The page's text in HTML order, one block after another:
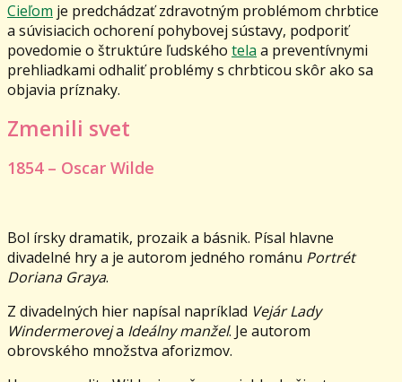
Cieľom je predchádzať zdravotným problémom chrbtice
a súvisiacich ochorení pohybovej sústavy, podporiť
povedomie o štruktúre ľudského tela a preventívnymi
prehliadkami odhaliť problémy s chrbticou skôr ako sa
objavia príznaky.
Zmenili svet
1854 – Oscar Wilde
Bol írsky dramatik, prozaik a básnik. Písal hlavne
divadelné hry a je autorom jedného románu Portrét
Doriana Graya.
Z divadelných hier napísal napríklad Vejár Lady
Windermeroveja Ideálny manžel. Je autorom
obrovského množstva aforizmov.